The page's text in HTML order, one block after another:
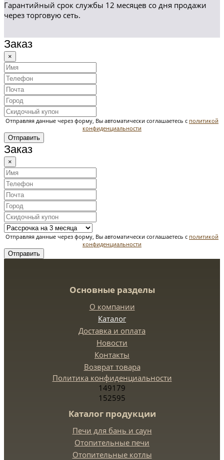
Гарантийный срок службы 12 месяцев со дня продажи
через торговую сеть.
Заказ
×
Отправляя данные через форму, Вы автоматически соглашаетесь с политикой
конфиденциальности
Отправить
Заказ
×
Отправляя данные через форму, Вы автоматически соглашаетесь с политикой
конфиденциальности
Отправить
Основные разделы
О компании
Каталог
Доставка и оплата
Новости
Контакты
Возврат товара
Политика конфиденциальности
149179
152595
Каталог продукции
Печи для бань и саун
Отопительные печи
Отопительные котлы